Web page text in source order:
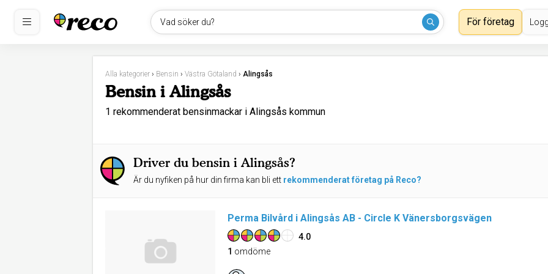
Vad söker du? För företag
Alla kategorier › Bensin › Västra Götaland › Alingsås
Bensin i Alingsås
1 rekommenderat bensinmackar i Alingsås kommun
Driver du bensin i Alingsås?
Är du nyfiken på hur din firma kan bli ett rekommenderat företag på Reco?
Perma Bilvård i Alingsås AB - Circle K Vänersborgsvägen
4.0
1 omdöme